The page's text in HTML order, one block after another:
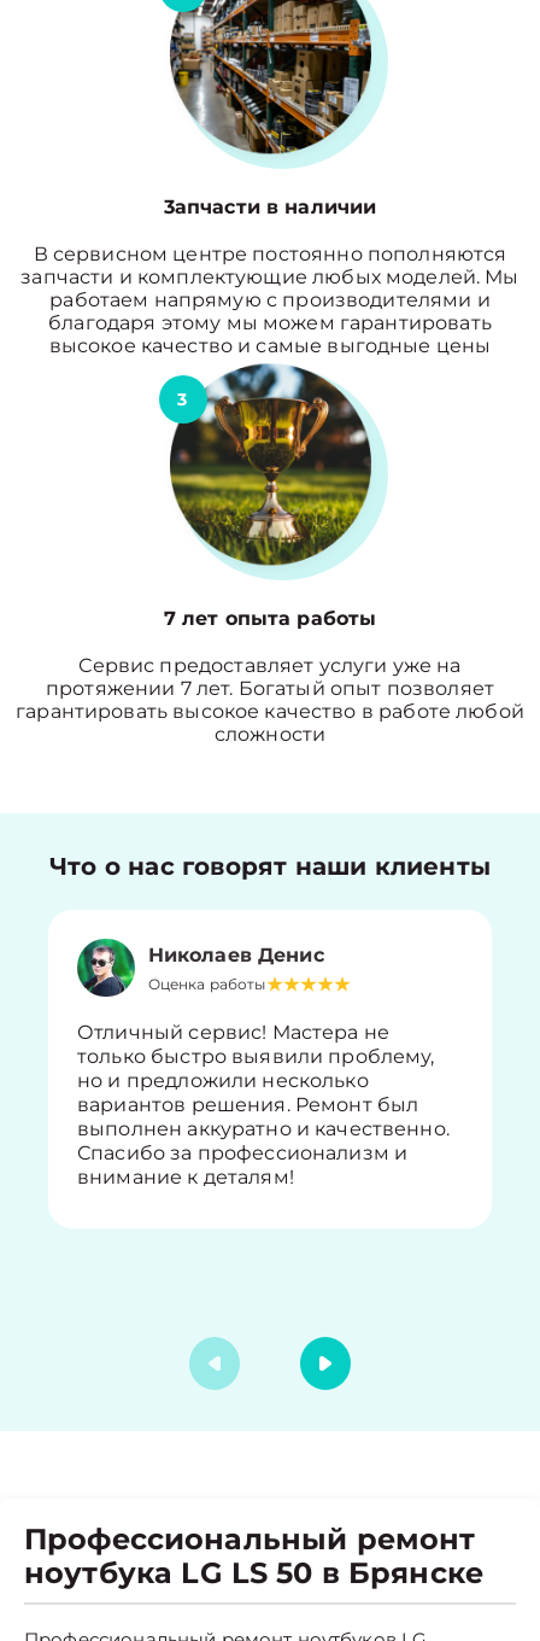
3апчасти в наличии
В сервисном центре постоянно пополняются
запчасти и комплектующие любых моделей. Мы
работаем напрямую с производителями и
благодаря этому мы можем гарантировать
высокое качество и самые выгодные цены
3
7 лет опыта работы
Сервис предоставляет услуги уже на
протяжении 7 лет. Богатый опыт позволяет
гарантировать высокое качество в работе любой
сложности
Что о нас говорят наши клиенты
Николаев Денис
Оценка работы
Отличный сервис! Мастера не
только быстро выявили проблему,
но и предложили несколько
вариантов решения. Ремонт был
выполнен аккуратно и качественно.
Спасибо за профессионализм и
внимание к деталям!
Профессиональный ремонт
ноутбука LG LS 50 в Брянске